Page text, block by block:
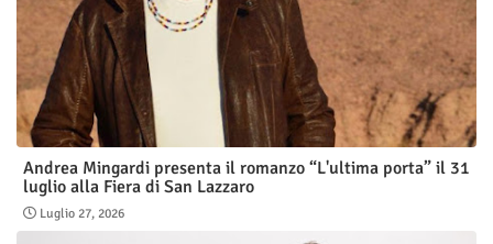
Andrea Mingardi presenta il romanzo “L'ultima porta” il 31
luglio alla Fiera di San Lazzaro
Luglio 27, 2026